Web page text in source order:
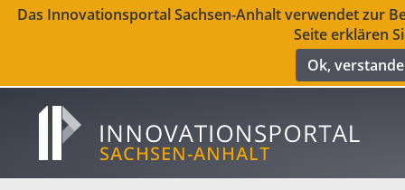
Das Innovationsportal Sachsen-Anhalt verwendet zur
Seite erklären
Ok,